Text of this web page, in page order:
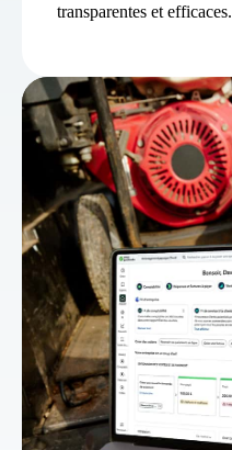
transparentes et efficaces.